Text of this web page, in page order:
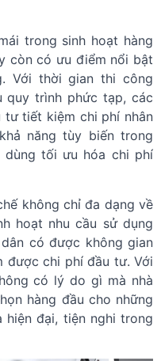
trong sinh hoạt hàng
còn có ưu điểm nổi bật
Với thời gian thi công
quy trình phức tạp, các
tư tiết kiệm chi phí nhân
năng tùy biến trong
tối ưu hóa chi phí
không chỉ đa dạng về
hoạt nhu cầu sử dụng
có được không gian
được chi phí đầu tư. Với
có lý do gì mà nhà
hàng đầu cho những
đại, tiện nghi trong